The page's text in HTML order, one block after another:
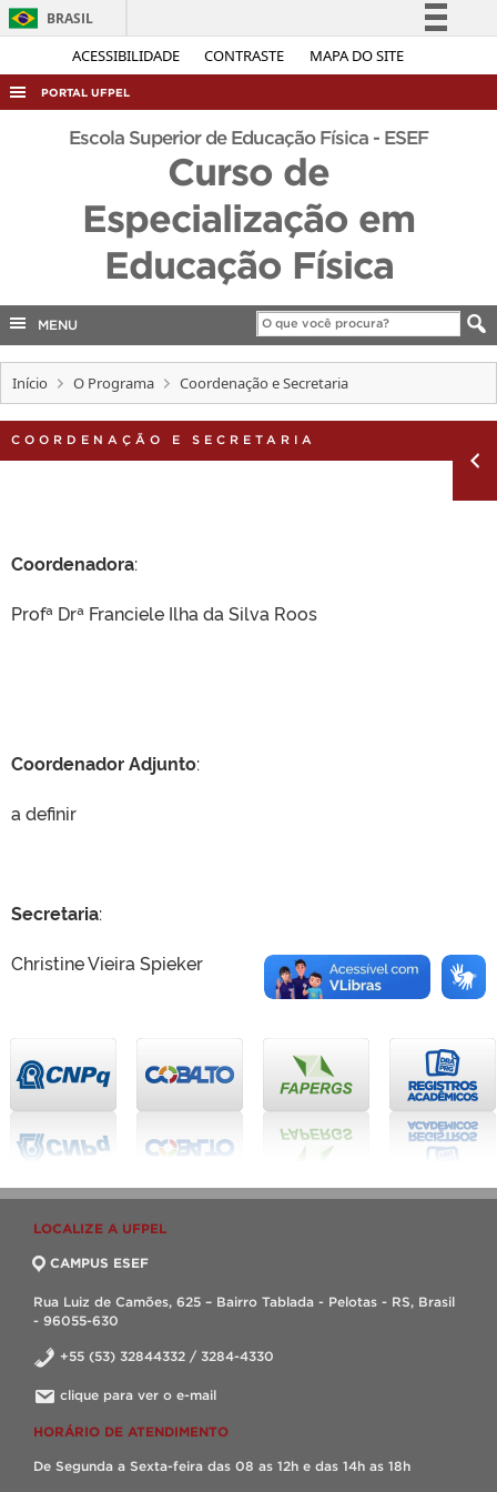
ACESSIBILIDADE CONTRASTE MAPA DO SITE
BRASIL
Simplifique!
Acesso à informação
Legislação
Canais
PORTAL UFPEL
ACESSO À INFORMAÇÃO
COBALTO
INTERNACIONAL
Escola Superior de Educação Física - ESEF
Curso de
Especialização em
Educação Física
MENU
Início O Programa Coordenação e Secretaria
COORDENAÇÃO E SECRETARIA
Coordenadora:
Profª Drª Franciele Ilha da Silva Roos
Coordenador Adjunto:
a definir
Secretaria:
Christine Vieira Spieker
LOCALIZE A UFPEL
CAMPUS ESEF
Rua Luiz de Camões, 625 – Bairro Tablada - Pelotas - RS, Brasil
- 96055-630
+55 (53) 32844332 / 3284-4330
clique para ver o e-mail
HORÁRIO DE ATENDIMENTO
De Segunda a Sexta-feira das 08 as 12h e das 14h as 18h